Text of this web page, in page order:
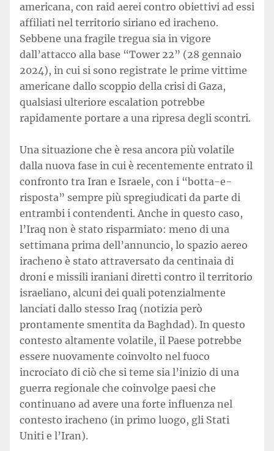
americana, con raid aerei contro obiettivi ad essi
affiliati nel territorio siriano ed iracheno.
Sebbene una fragile tregua sia in vigore
dall’attacco alla base “Tower 22” (28 gennaio
2024), in cui si sono registrate le prime vittime
americane dallo scoppio della crisi di Gaza,
qualsiasi ulteriore escalation potrebbe
rapidamente portare a una ripresa degli scontri.
Una situazione che è resa ancora più volatile
dalla nuova fase in cui è recentemente entrato il
confronto tra Iran e Israele, con i “botta-e-
risposta” sempre più spregiudicati da parte di
entrambi i contendenti. Anche in questo caso,
l’Iraq non è stato risparmiato: meno di una
settimana prima dell’annuncio, lo spazio aereo
iracheno è stato attraversato da centinaia di
droni e missili iraniani diretti contro il territorio
israeliano, alcuni dei quali potenzialmente
lanciati dallo stesso Iraq (notizia però
prontamente smentita da Baghdad). In questo
contesto altamente volatile, il Paese potrebbe
essere nuovamente coinvolto nel fuoco
incrociato di ciò che si teme sia l’inizio di una
guerra regionale che coinvolge paesi che
continuano ad avere una forte influenza nel
contesto iracheno (in primo luogo, gli Stati
Uniti e l’Iran).